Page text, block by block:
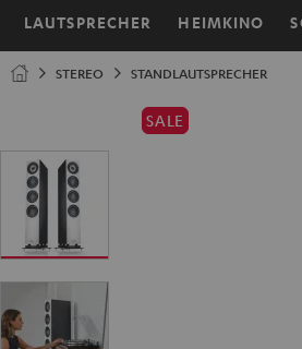
LAUTSPRECHER HEIMKINO
Startseite
STEREO STANDLAUTSPRECHER
SALE